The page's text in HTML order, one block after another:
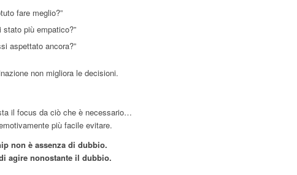
fare meglio?”
stato più empatico?”
aspettato ancora?”
non migliora le decisioni.
il focus da ciò che è necessario…
più facile evitare.
non è assenza di dubbio.
agire nonostante il dubbio.